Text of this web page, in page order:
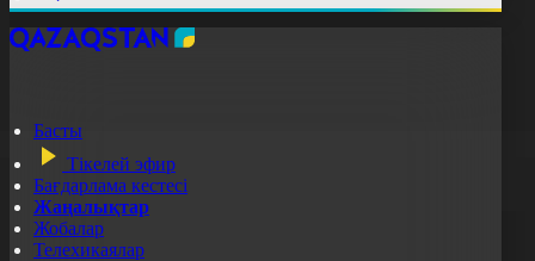
Басты
Тікелей эфир
Бағдарлама кестесі
Жаңалықтар
Жобалар
Телехикаялар